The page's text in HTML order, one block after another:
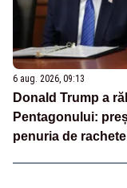
6 aug. 2026, 09:13
Donald Trump a
Pentagonului:
penuria de